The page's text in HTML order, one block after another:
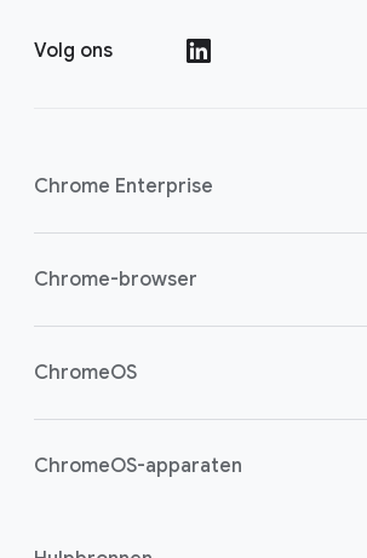
Volg ons
Chrome Enterprise
Beveiliging
Chrome-browser
Overzicht
ChromeOS
Overzicht
ChromeOS-apparaten
Overzicht